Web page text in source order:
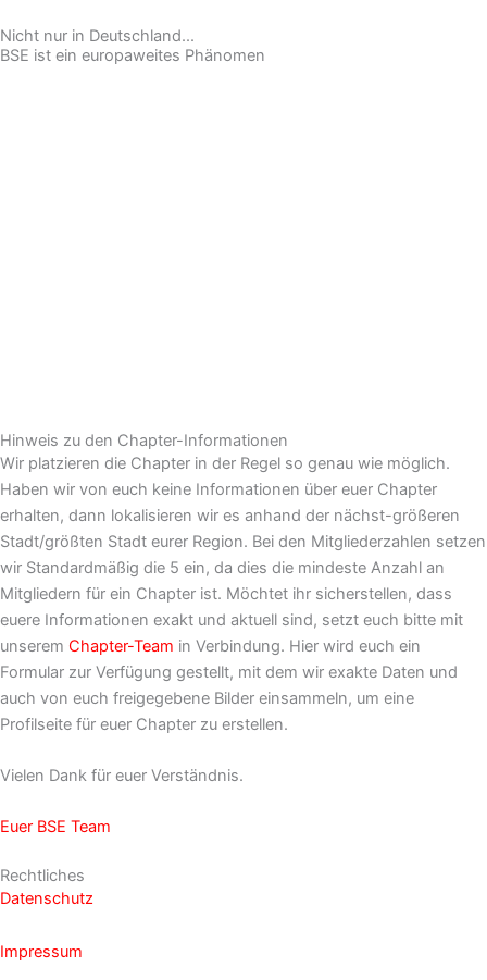
Nicht nur in Deutschland...
BSE ist ein europaweites Phänomen
Hinweis zu den Chapter-Informationen
Wir platzieren die Chapter in der Regel so genau wie möglich.
Haben wir von euch keine Informationen über euer Chapter
erhalten, dann lokalisieren wir es anhand der nächst-größeren
Stadt/größten Stadt eurer Region. Bei den Mitgliederzahlen setzen
wir Standardmäßig die 5 ein, da dies die mindeste Anzahl an
Mitgliedern für ein Chapter ist. Möchtet ihr sicherstellen, dass
euere Informationen exakt und aktuell sind, setzt euch bitte mit
unserem Chapter-Team in Verbindung. Hier wird euch ein
Formular zur Verfügung gestellt, mit dem wir exakte Daten und
auch von euch freigegebene Bilder einsammeln, um eine
Profilseite für euer Chapter zu erstellen.
Vielen Dank für euer Verständnis.
Euer BSE Team
Rechtliches
Datenschutz
Impressum